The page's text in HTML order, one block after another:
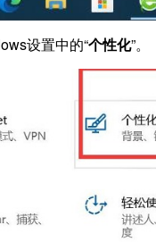
设置中的“个性化”。